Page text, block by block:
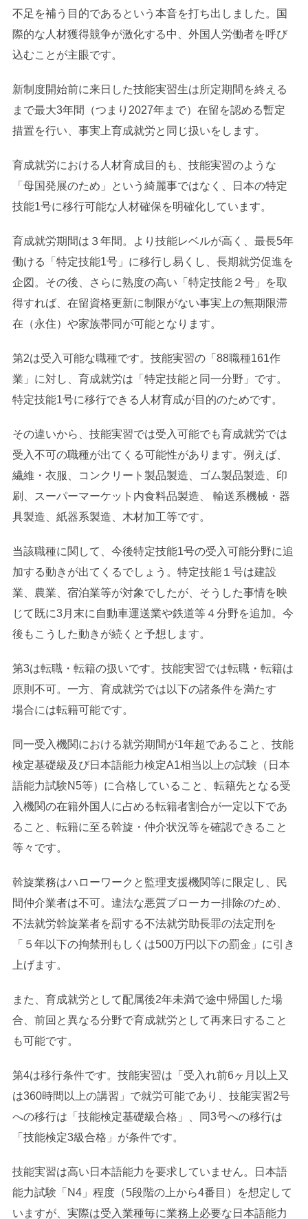
不足を補う目的であるという本音を打ち出しました。国
際的な人材獲得競争が激化する中、外国人労働者を呼び
込むことが主眼です。
新制度開始前に来日した技能実習生は所定期間を終える
まで最大3年間（つまり2027年まで）在留を認める暫定
措置を行い、事実上育成就労と同じ扱いをします。
育成就労における人材育成目的も、技能実習のような
「母国発展のため」という綺麗事ではなく、日本の特定
技能1号に移行可能な人材確保を明確化しています。
育成就労期間は３年間。より技能レベルが高く、最長5年
働ける「特定技能1号」に移行し易くし、長期就労促進を
企図。その後、さらに熟度の高い「特定技能２号」を取
得すれば、在留資格更新に制限がない事実上の無期限滞
在（永住）や家族帯同が可能となります。
第2は受入可能な職種です。技能実習の「88職種161作
業」に対し、育成就労は「特定技能と同一分野」です。
特定技能1号に移行できる人材育成が目的のためです。
その違いから、技能実習では受入可能でも育成就労では
受入不可の職種が出てくる可能性があります。例えば、
繊維・衣服、コンクリート製品製造、ゴム製品製造、印
刷、スーパーマーケット内食料品製造、 輸送系機械・器
具製造、紙器系製造、木材加工等です。
当該職種に関して、今後特定技能1号の受入可能分野に追
加する動きが出てくるでしょう。特定技能１号は建設
業、農業、宿泊業等が対象でしたが、そうした事情を映
じて既に3月末に自動車運送業や鉄道等４分野を追加。今
後もこうした動きが続くと予想します。
第3は転職・転籍の扱いです。技能実習では転職・転籍は
原則不可。一方、育成就労では以下の諸条件を満たす
場合には転籍可能です。
同一受入機関における就労期間が1年超であること、技能
検定基礎級及び日本語能力検定A1相当以上の試験（日本
語能力試験N5等）に合格していること、転籍先となる受
入機関の在籍外国人に占める転籍者割合が一定以下であ
ること、転籍に至る斡旋・仲介状況等を確認できること
等々です。
斡旋業務はハローワークと監理支援機関等に限定し、民
間仲介業者は不可。違法な悪質ブローカー排除のため、
不法就労斡旋業者を罰する不法就労助長罪の法定刑を
「５年以下の拘禁刑もしくは500万円以下の罰金」に引き
上げます。
また、育成就労として配属後2年未満で途中帰国した場
合、前回と異なる分野で育成就労として再来日すること
も可能です。
第4は移行条件です。技能実習は「受入れ前6ヶ月以上又
は360時間以上の講習」で就労可能であり、技能実習2号
への移行は「技能検定基礎級合格」、同3号への移行は
「技能検定3級合格」が条件です。
技能実習は高い日本語能力を要求していません。日本語
能力試験「N4」程度（5段階の上から4番目）を想定して
いますが、実際は受入業種毎に業務上必要な日本語能力